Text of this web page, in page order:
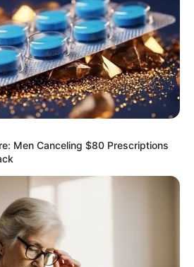
Timberlake Moment That
The Real Challenges For This
Men Canceling $80 Prescriptions